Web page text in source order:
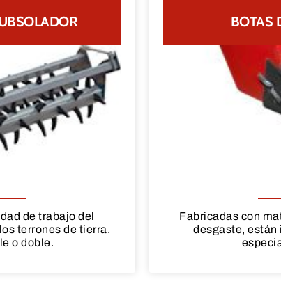
de trabajo del
terrones de tierra.
o doble.
BOTAS
Fabricadas con
desgaste, están